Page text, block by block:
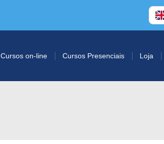
Cursos on-line Cursos Presenciais Loja